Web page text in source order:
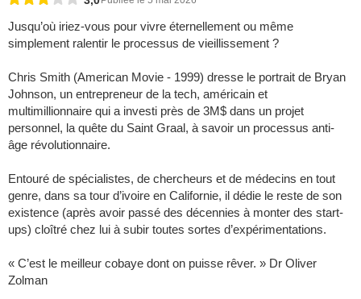
Jusqu’où iriez-vous pour vivre éternellement ou même
simplement ralentir le processus de vieillissement ?
Chris Smith (American Movie - 1999) dresse le portrait de Bryan
Johnson, un entrepreneur de la tech, américain et
multimillionnaire qui a investi près de 3M$ dans un projet
personnel, la quête du Saint Graal, à savoir un processus anti-
âge révolutionnaire.
Entouré de spécialistes, de chercheurs et de médecins en tout
genre, dans sa tour d’ivoire en Californie, il dédie le reste de son
existence (après avoir passé des décennies à monter des start-
ups) cloîtré chez lui à subir toutes sortes d’expérimentations.
« C’est le meilleur cobaye dont on puisse rêver. » Dr Oliver
Zolman